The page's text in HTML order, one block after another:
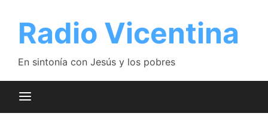
contenido
Radio Vicentina
En sintonía con Jesús y los pobres